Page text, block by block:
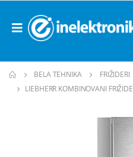
BELA TEHNIKA FRIŽIDERI
LIEBHERR KOMBINOVANI